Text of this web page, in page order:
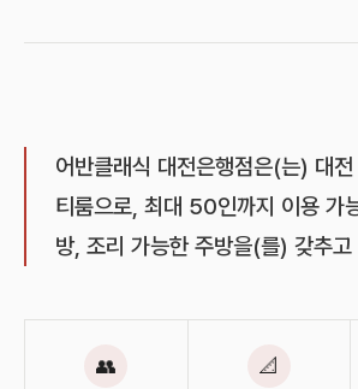
어반클래식 대전은행점은(는) 대
티룸으로, 최대 50인까지 이용 가
방, 조리 가능한 주방을(를) 갖추고
👥 📐